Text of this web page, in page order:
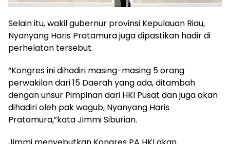
Selain itu, wakil gubernur provinsi Kepulauan Riau,
Nyanyang Haris Pratamura juga dipastikan hadir di
perhelatan tersebut.
“Kongres ini dihadiri masing-masing 5 orang
perwakilan dari 15 Daerah yang ada, ditambah
dengan unsur Pimpinan dari HKI Pusat dan juga akan
dihadiri oleh pak wagub, Nyanyang Haris
Pratamura,”kata Jimmi Siburian.